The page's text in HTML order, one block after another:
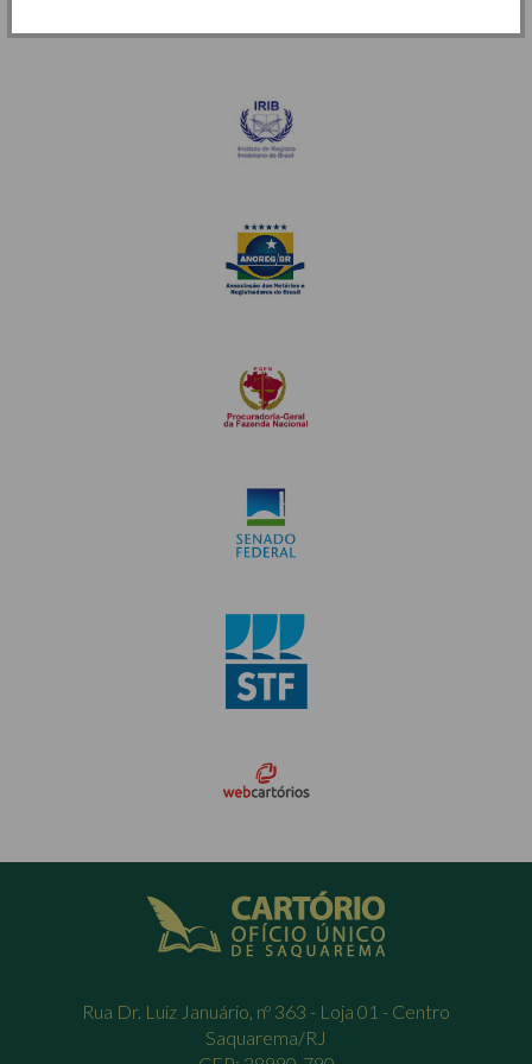
Rua Dr. Luiz Januário, nº 363 - Loja 01 - Centro
Saquarema/RJ